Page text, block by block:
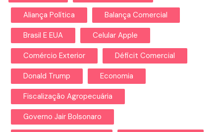
Aliança Política Balança Comercial
Brasil E EUA Celular Apple
Comércio Exterior Déficit Comercial
Donald Trump Economia
Fiscalização Agropecuária
Governo Jair Bolsonaro